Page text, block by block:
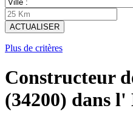
ACTUALISER
Plus de critères
Constructeur
(34200) dans